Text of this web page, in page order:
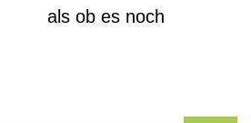
als ob es noch